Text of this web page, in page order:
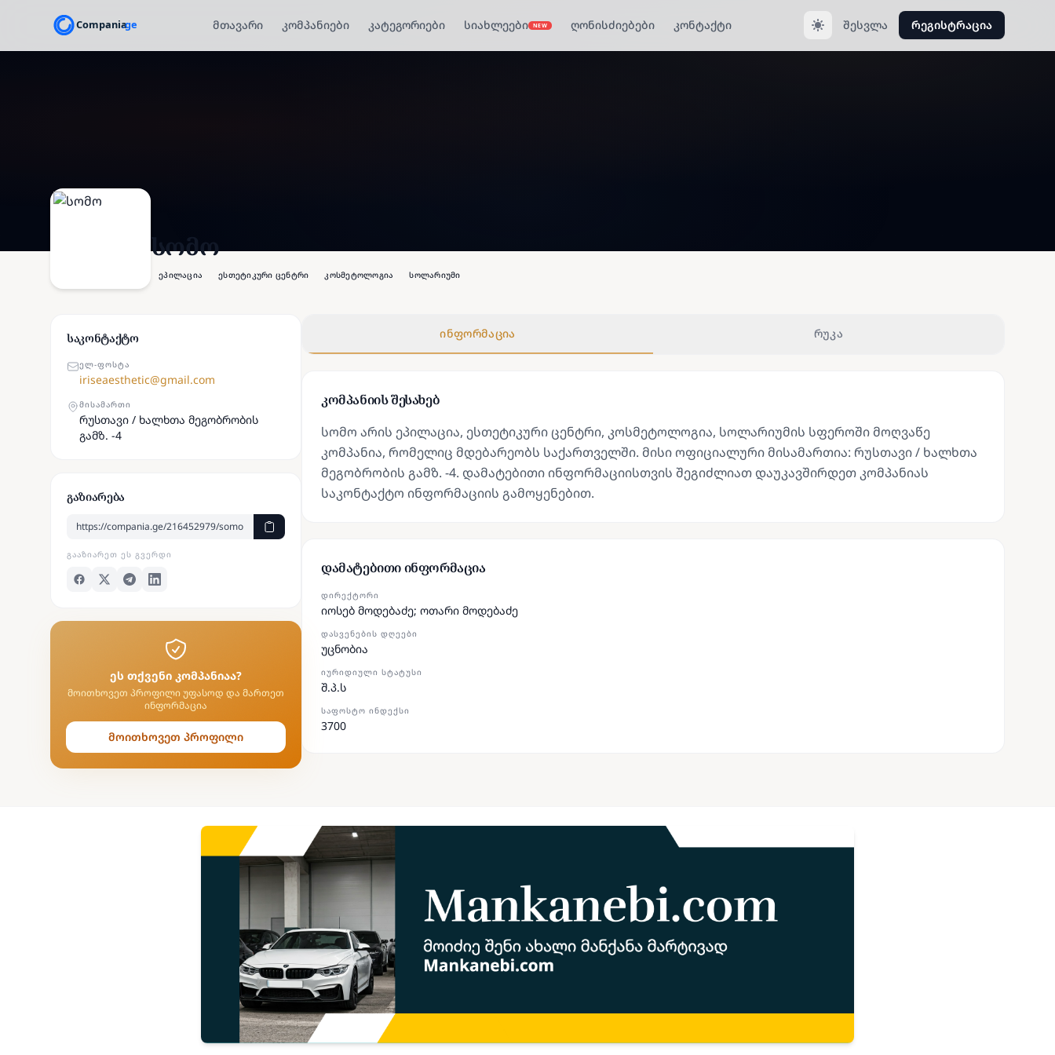
მთავარი კომპანიები კატეგორიები სიახლეები NEW ღონისძიებები კონტაქტი შესვლა რეგისტრაცია
სომო
ეპილაცია ესთეტიკური ცენტრი კოსმეტოლოგია სოლარიუმი
საკონტაქტო
ᲔᲚ-ᲤᲝᲡᲢᲐ
iriseaesthetic@gmail.com
ᲛᲘᲡᲐᲛᲐᲠᲗᲘ
რუსთავი / ხალხთა მეგობრობის
გამზ. -4
გაზიარება
ᲒᲐᲐᲖᲘᲐᲠᲔᲗ ᲔᲡ ᲒᲕᲔᲠᲓᲘ
ეს თქვენი კომპანიაა?
მოითხოვეთ პროფილი უფასოდ და მართეთ
ინფორმაცია
მოითხოვეთ პროფილი
ინფორმაცია რუკა
კომპანიის შესახებ
სომო არის ეპილაცია, ესთეტიკური ცენტრი, კოსმეტოლოგია, სოლარიუმის სფეროში მოღვაწე
კომპანია, რომელიც მდებარეობს საქართველში. მისი ოფიციალური მისამართია: რუსთავი / ხალხთა
მეგობრობის გამზ. -4. დამატებითი ინფორმაციისთვის შეგიძლიათ დაუკავშირდეთ კომპანიას
საკონტაქტო ინფორმაციის გამოყენებით.
დამატებითი ინფორმაცია
ᲓᲘᲠᲔᲥᲢᲝᲠᲘ
იოსებ მოდებაძე; ოთარი მოდებაძე
ᲓᲐᲡᲕᲔᲜᲔᲑᲘᲡ ᲓᲦᲔᲔᲑᲘ
უცნობია
ᲘᲣᲠᲘᲓᲘᲣᲚᲘ ᲡᲢᲐᲢᲣᲡᲘ
შ.პ.ს
ᲡᲐᲤᲝᲡᲢᲝ ᲘᲜᲓᲔᲥᲡᲘ
3700